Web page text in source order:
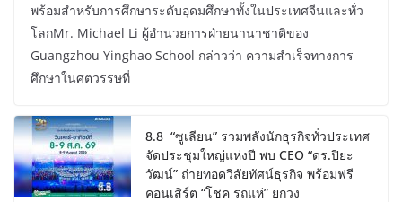
พร้อมสำหรับการศึกษาระดับอุดมศึกษาทั้งในประเทศจีนและทั่ว
โลกMr. Michael Li ผู้อำนวยการฝ่ายนานาชาติของ
Guangzhou Yinghao School กล่าวว่า ความสำเร็จทางการ
ศึกษาในศตวรรษที่
8.8 “ซูเลียน” รวมพลังนักธุรกิจทั่วประเทศ
จัดประชุมใหญ่แห่งปี พบ CEO “ดร.ปิยะ
วัฒน์” ถ่ายทอดวิสัยทัศน์ธุรกิจ พร้อมฟรี
คอนเสิร์ต “โชค รถแห่” ยกวง